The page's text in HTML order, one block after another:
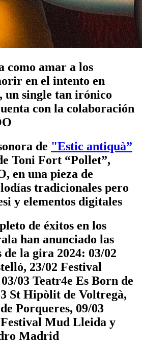
como amar a los
en el intento en
, un single tan irónico
con la colaboración
de "Estic antiquà”
Toni Fort “Pollet”,
en una pieza de
tradicionales pero
y elementos digitales
de éxitos en los
han anunciado las
la gira 2024: 03/02
23/02 Festival
03 Teatr4e Es Born de
St Hipòlit de Voltregà,
Porqueres, 09/03
Mud Lleida y
Madrid